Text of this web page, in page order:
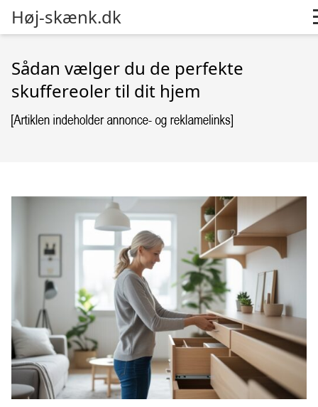
Høj-skænk.dk
Sådan vælger du de perfekte
skuffereoler til dit hjem